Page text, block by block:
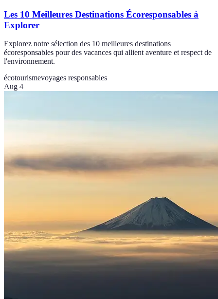
Les 10 Meilleures Destinations Écoresponsables à
Explorer
Explorez notre sélection des 10 meilleures destinations
écoresponsables pour des vacances qui allient aventure et respect de
l'environnement.
écotourismevoyages responsables
Aug 4